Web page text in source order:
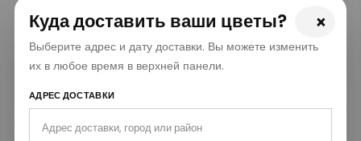
×
Куда доставить ваши цветы?
Выберите адрес и дату доставки. Вы можете изменить
их в любое время в верхней панели.
АДРЕС ДОСТАВКИ